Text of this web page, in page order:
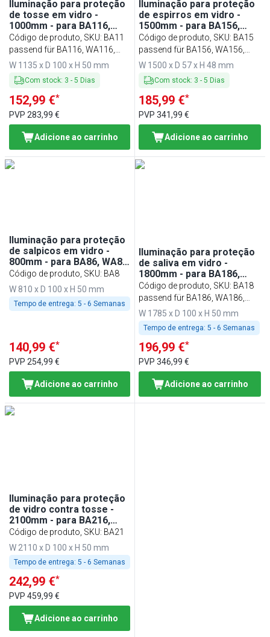
Iluminação para proteção
de tosse em vidro -
1000mm - para BA116,
WA116, KA116, PA116 e
EA116
Código de produto, SKU: BA11
passend für BA116, WA116,
KA116, PA116 & EA116
W 1135 x D 100 x H 50 mm
Com stock: 3 - 5 Dias
152,99 €*
PVP 283,99 €
Adicione ao carrinho
Iluminação para proteção
de espirros em vidro -
1500mm - para BA156,
WA156, KA156, PA156 e
EA156
Código de produto, SKU: BA15
passend für BA156, WA156,
KA156, PA156 & EA156
W 1500 x D 57 x H 48 mm
Com stock: 3 -5 Dias
185,99 €*
PVP341,99 €
Adicione ao carrinho
Iluminação para proteção
de salpicos em vidro -
800mm - para BA86, WA86,
KA86, PA86 e EA86
Código de produto, SKU: BA8
W 810 x D 100 x H 50 mm
Tempo de entrega: 5 - 6 Semanas
140,99 €*
PVP 254,99 €
Adicione ao carrinho
Iluminação para proteção
de saliva em vidro -
1800mm - para BA186,
WA186, KA186, PA186 e
EA186
Código de produto, SKU: BA18
passend für BA186, WA186,
KA186, PA186 & EA186
W 1785 x D 100 x H 50 mm
Tempo de entrega: 5 - 6 Semanas
196,99 €*
PVP346,99 €
Adicione ao carrinho
Iluminação para proteção
de vidro contra tosse -
2100mm - para BA216,
WA216, KA216, PA216 e
EA216
Código de produto, SKU: BA21
W 2110 x D 100 x H 50 mm
Tempo de entrega: 5 - 6 Semanas
242,99 €*
PVP 459,99 €
Adicione ao carrinho